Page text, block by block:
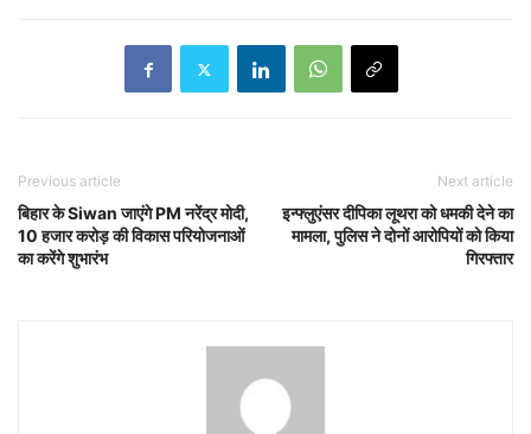
Previous article
बिहार के Siwan जाएंगे PM नरेंद्र मोदी,
10 हजार करोड़ की विकास परियोजनाओं
का करेंगे शुभारंभ
Next article
इन्फ्लुएंसर दीपिका लूथरा को धमकी देने का
मामला, पुलिस ने दोनों आरोपियों को किया
गिरफ्तार